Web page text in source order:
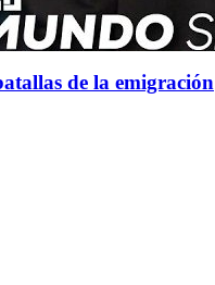
de la emigración